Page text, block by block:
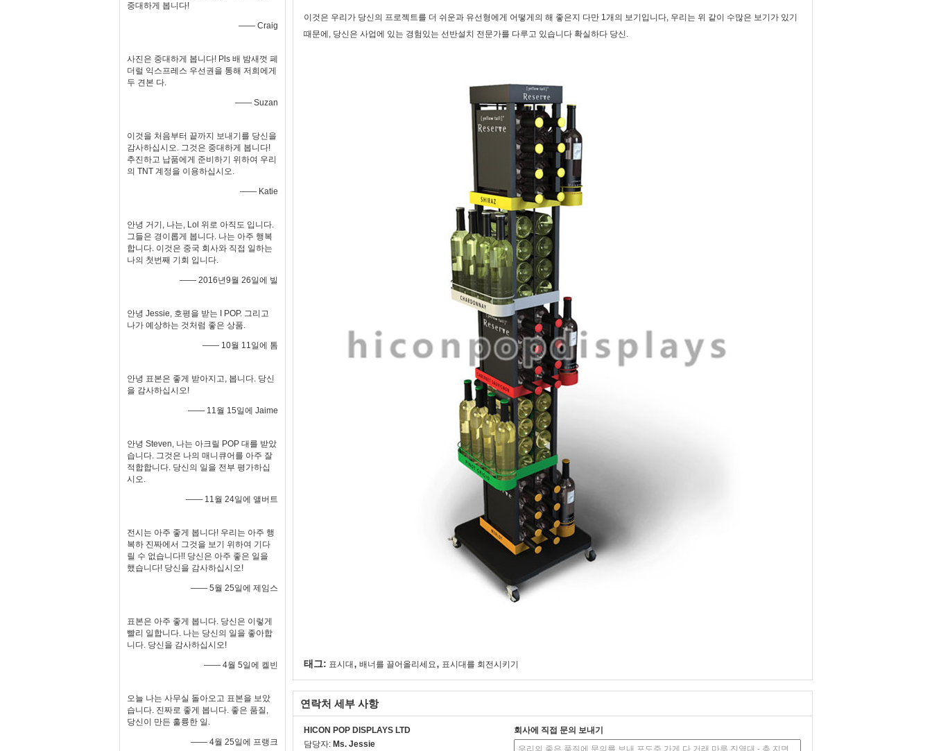
중대하게 봅니다!
—— Craig
사진은 중대하게 봅니다! Pls 배 밤새껏 페
더럴 익스프레스 우선권을 통해 저희에게
두 견본 다.
—— Suzan
이것을 처음부터 끝까지 보내기를 당신을
감사하십시오. 그것은 중대하게 봅니다!
추진하고 납품에게 준비하기 위하여 우리
의 TNT 계정을 이용하십시오.
—— Katie
안녕 거기, 나는, Lol 위로 아직도 입니다.
그들은 경이롭게 봅니다. 나는 아주 행복
합니다. 이것은 중국 회사와 직접 일하는
나의 첫번째 기회 입니다.
—— 2016년9월 26일에 빌
안녕 Jessie, 호평을 받는 I POP. 그리고
나가 예상하는 것처럼 좋은 상품.
—— 10월 11일에 톰
안녕 표본은 좋게 받아지고, 봅니다. 당신
을 감사하십시오!
—— 11월 15일에 Jaime
안녕 Steven, 나는 아크릴 POP 대를 받았
습니다. 그것은 나의 매니큐어를 아주 잘
적합합니다. 당신의 일을 전부 평가하십
시오.
—— 11월 24일에 앨버트
전시는 아주 좋게 봅니다! 우리는 아주 행
복하 진짜에서 그것을 보기 위하여 기다
릴 수 없습니다!! 당신은 아주 좋은 일을
했습니다! 당신을 감사하십시오!
—— 5월 25일에 제임스
표본은 아주 좋게 봅니다. 당신은 이렇게
빨리 일합니다. 나는 당신의 일을 좋아합
니다. 당신을 감사하십시오!
—— 4월 5일에 켈빈
오늘 나는 사무실 돌아오고 표본을 보았
습니다. 진짜로 좋게 봅니다. 좋은 품질,
당신이 만든 훌륭한 일.
—— 4월 25일에 프랭크
이것은 우리가 당신의 프로젝트를 더 쉬운과 유선형에게 어떻게의 해 좋은지 다만 1개의 보기입니다, 우리는 위 같이 수많은 보기가 있기
때문에, 당신은 사업에 있는 경험있는 선반설치 전문가를 다루고 있습니다 확실하다 당신.
태그: 표시대 , 배너를 끌어올리세요, 표시대를 회전시키기
연락처 세부 사항
HICON POP DISPLAYS LTD
담당자: Ms. Jessie
회사에 직접 문의 보내기